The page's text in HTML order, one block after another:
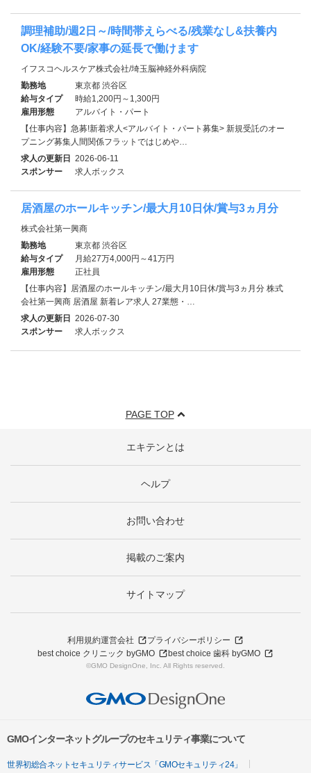
調理補助/週2日～/時間帯えらべる/残業なし&扶養内
OK/経験不要/家事の延長で働けます
イフスコヘルスケア株式会社/埼玉脳神経外科病院
勤務地
東京都 渋谷区
給与タイプ
時給1,200円～1,300円
雇用形態
アルバイト・パート
【仕事内容】急募!新着求人<アルバイト・パート募集> 新規受託のオー
プニング募集 ​人間関係フラットではじめや…
求人の更新日 2026-06-11
スポンサー
求人ボックス
居酒屋のホールキッチン/最大月10日休/賞与3ヵ月分
株式会社第一興商
勤務地
東京都 渋谷区
給与タイプ
月給27万4,000円～41万円
雇用形態
正社員
【仕事内容】居酒屋のホールキッチン/最大月10日休/賞与3ヵ月分 株式
会社第一興商 居酒屋 新着レア求人 27業態・…
求人の更新日 2026-07-30
スポンサー
求人ボックス
PAGE TOP
エキテンとは
ヘルプ
お問い合わせ
掲載のご案内
サイトマップ
利用規約運営会社
プライバシーポリシー
best choice クリニック byGMO
best choice 歯科 byGMO
©GMO DesignOne, Inc. All Rights reserved.
GMOインターネットグループのセキュリティ事業について
世界初総合ネットセキュリティサービス「GMOセキュリティ24」